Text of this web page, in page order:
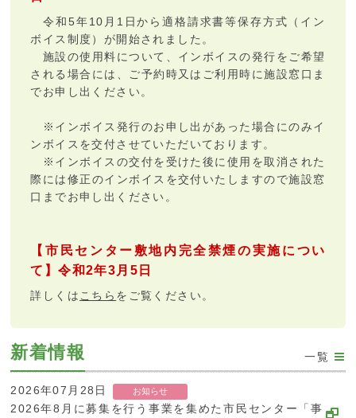
令和5年10月1日から適格請求書等保存方式（イン
ボイス制度）が開始されました。
施設の使用料について、インボイスの発行をご希望
される場合には、ご予約時又はご利用時に施設窓口ま
でお申し出ください。
※インボイス発行のお申し出があった場合にのみイ
ンボイスを交付させていただいております。
※インボイスの交付を受けた後に使用を取消された
際には修正のインボイスを交付いたしますので施設窓
口までお申し出ください。
【市民センター敷地内完全禁煙の実施につい
て】令和2年3月5日
詳しくは こちら をご覧ください。
新着情報 一覧
2026年07月28日 お知らせ
2026年8月に募集を行う事業を集めた市民センター「事